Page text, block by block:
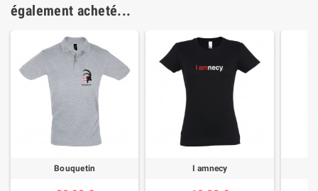
également acheté...
Bouquetin I amnecy